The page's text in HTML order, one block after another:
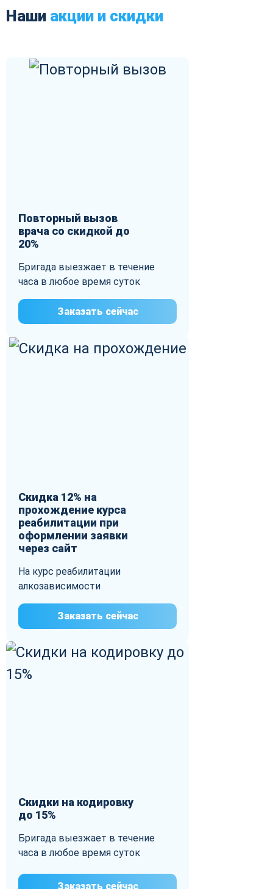
Наши акции и скидки
Повторный вызов
врача со скидкой до
20%
Бригада выезжает в течение
часа в любое время суток
Заказать сейчас
Скидка 12% на
прохождение курса
реабилитации при
оформлении заявки
через сайт
На курс реабилитации
алкозависимости
Заказать сейчас
Скидки на кодировку
до 15%
Бригада выезжает в течение
часа в любое время суток
Заказать сейчас